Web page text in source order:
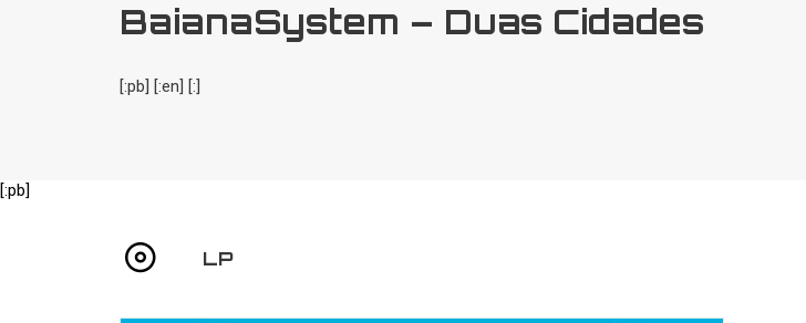
BaianaSystem – Duas Cidades
[:pb] [:en] [:]
[:pb]
LP